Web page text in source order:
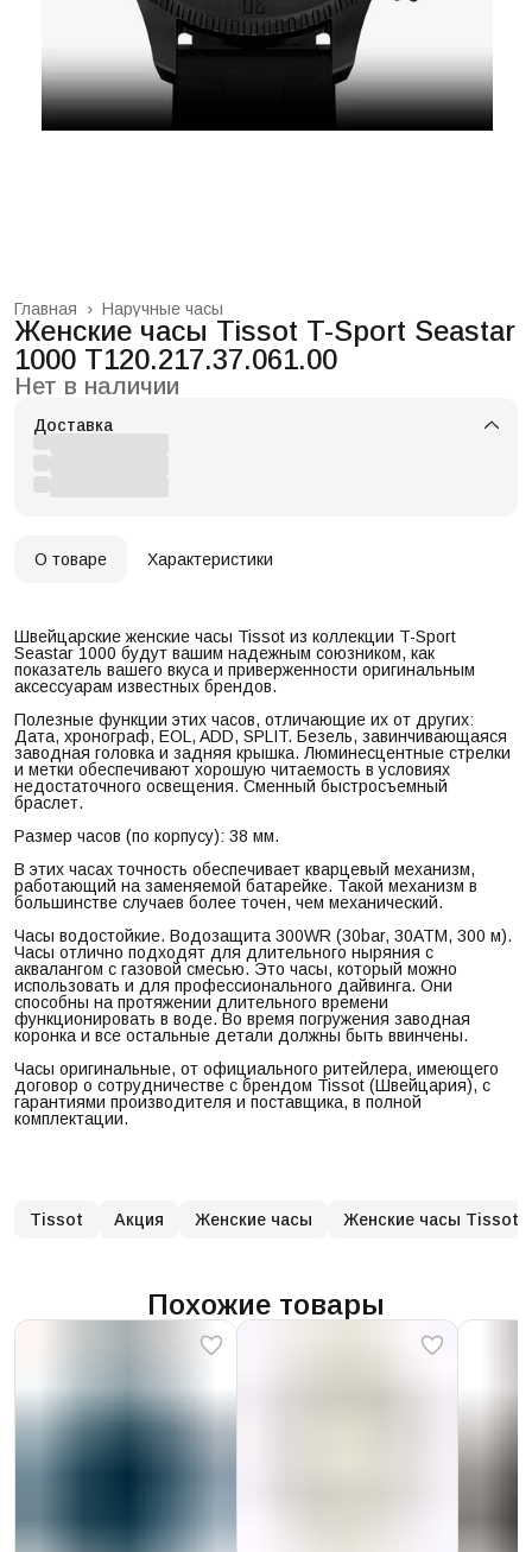
Наручные часы
Главная ›
Женские часы Tissot T-Sport Seastar
1000 T120.217.37.061.00
Нет в наличии
Доставка
О товаре Характеристики
Швейцарские женские часы Tissot из коллекции T-Sport
Seastar 1000 будут вашим надежным союзником, как
показатель вашего вкуса и приверженности оригинальным
аксессуарам известных брендов.
Полезные функции этих часов, отличающие их от других:
Дата, хронограф, EOL, ADD, SPLIT. Безель, завинчивающаяся
заводная головка и задняя крышка. Люминесцентные стрелки
и метки обеспечивают хорошую читаемость в условиях
недостаточного освещения. Сменный быстросъемный
браслет.
Размер часов (по корпусу): 38 мм.
В этих часах точность обеспечивает кварцевый механизм,
работающий на заменяемой батарейке. Такой механизм в
большинстве случаев более точен, чем механический.
Часы водостойкие. Водозащита 300WR (30bar, 30ATM, 300 м).
Часы отлично подходят для длительного ныряния с
аквалангом с газовой смесью. Это часы, который можно
использовать и для профессионального дайвинга. Они
способны на протяжении длительного времени
функционировать в воде. Во время погружения заводная
коронка и все остальные детали должны быть ввинчены.
Часы оригинальные, от официального ритейлера, имеющего
договор о сотрудничестве с брендом Tissot (Швейцария), с
гарантиями производителя и поставщика, в полной
комплектации.
Tissot Акция Женские часы Женские часы Tissot
Похожие товары